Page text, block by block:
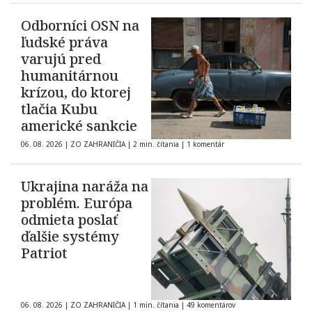
Odborníci OSN na
ľudské práva
varujú pred
humanitárnou
krízou, do ktorej
tlačia Kubu
americké sankcie
06. 08. 2026 | ZO ZAHRANIČIA | 2 min. čítania | 1 komentár
Ukrajina naráža na
problém. Európa
odmieta poslať
ďalšie systémy
Patriot
06. 08. 2026 | ZO ZAHRANIČIA | 1 min. čítania | 49 komentárov